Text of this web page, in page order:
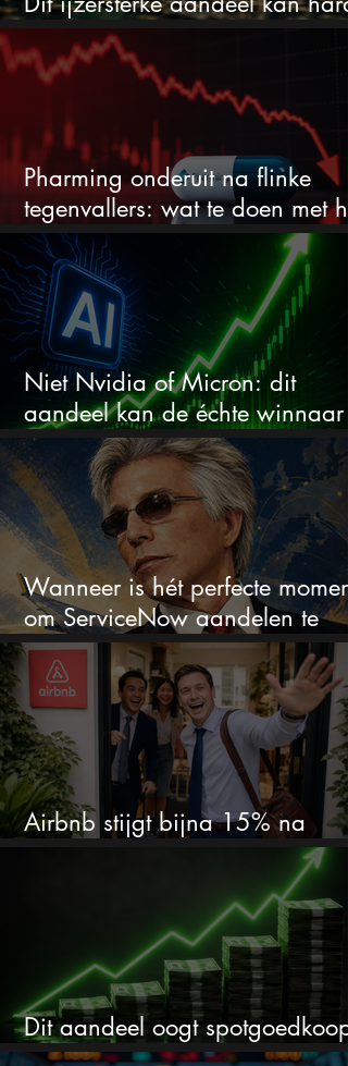
stijgen maar bijna niemand kijkt
Pharming onderuit na flinke
tegenvallers: wat te doen met
aandeel?
Niet Nvidia of Micron: dit
aandeel kan de échte winnaar
van de AI-race worden
Wanneer is hét perfecte moment
om ServiceNow aandelen te
kopen?
Airbnb stijgt bijna 15% na
cijfers: vooral dit AI-cijfer valt op
Dit aandeel oogt spotgoedkoop
voor hoeveel het kan stijgen